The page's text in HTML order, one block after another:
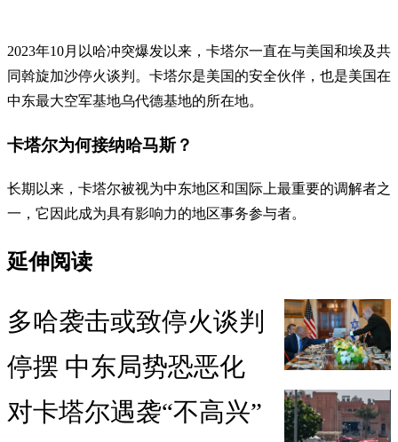
2023年10月以哈冲突爆发以来，卡塔尔一直在与美国和埃及共
同斡旋加沙停火谈判。卡塔尔是美国的安全伙伴，也是美国在
中东最大空军基地乌代德基地的所在地。
卡塔尔为何接纳哈马斯？
长期以来，卡塔尔被视为中东地区和国际上最重要的调解者之
一，它因此成为具有影响力的地区事务参与者。
延伸阅读
多哈袭击或致停火谈判
停摆 中东局势恐恶化
对卡塔尔遇袭“不高兴”